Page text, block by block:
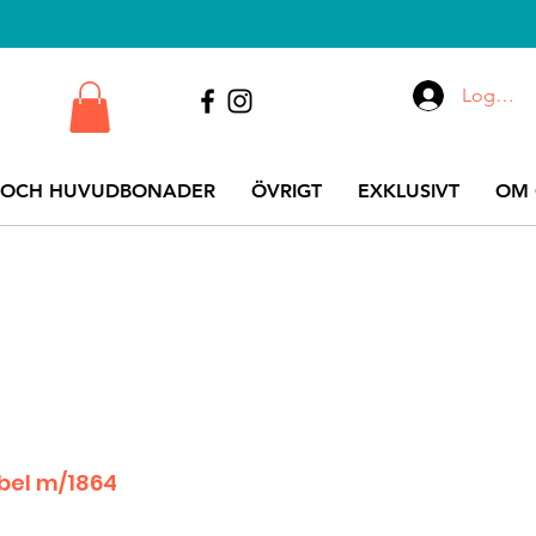
HUVUDBONADER ÖVRIGT EXKLUSIVT OM
Logga
m/1864